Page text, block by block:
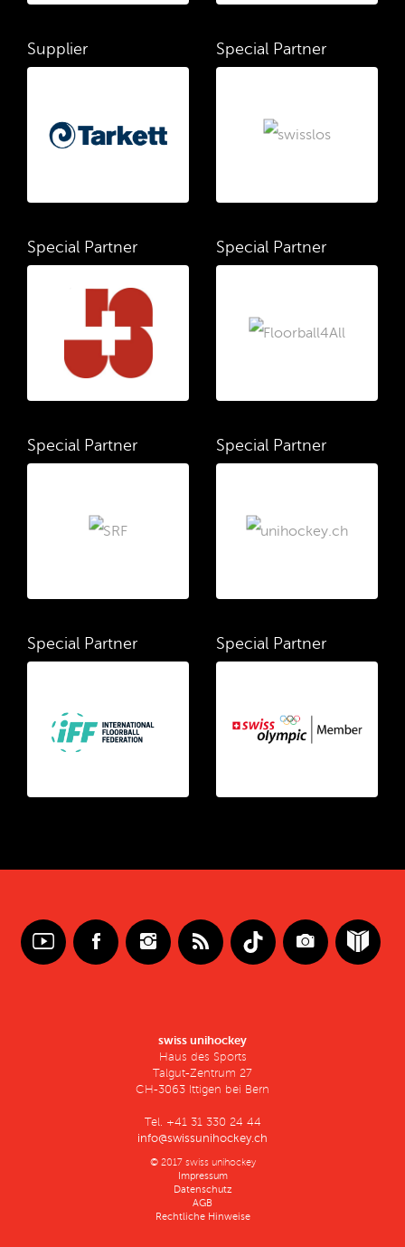
Supplier Special Partner
Special Partner Special Partner
Special Partner Special Partner
Special Partner Special Partner
swiss unihockey
Haus des Sports
Talgut-Zentrum 27
CH-3063 Ittigen bei Bern
Tel. +41 31 330 24 44
info@swissunihockey.ch
© 2017 swiss unihockey
Impressum
Datenschutz
AGB
Rechtliche Hinweise